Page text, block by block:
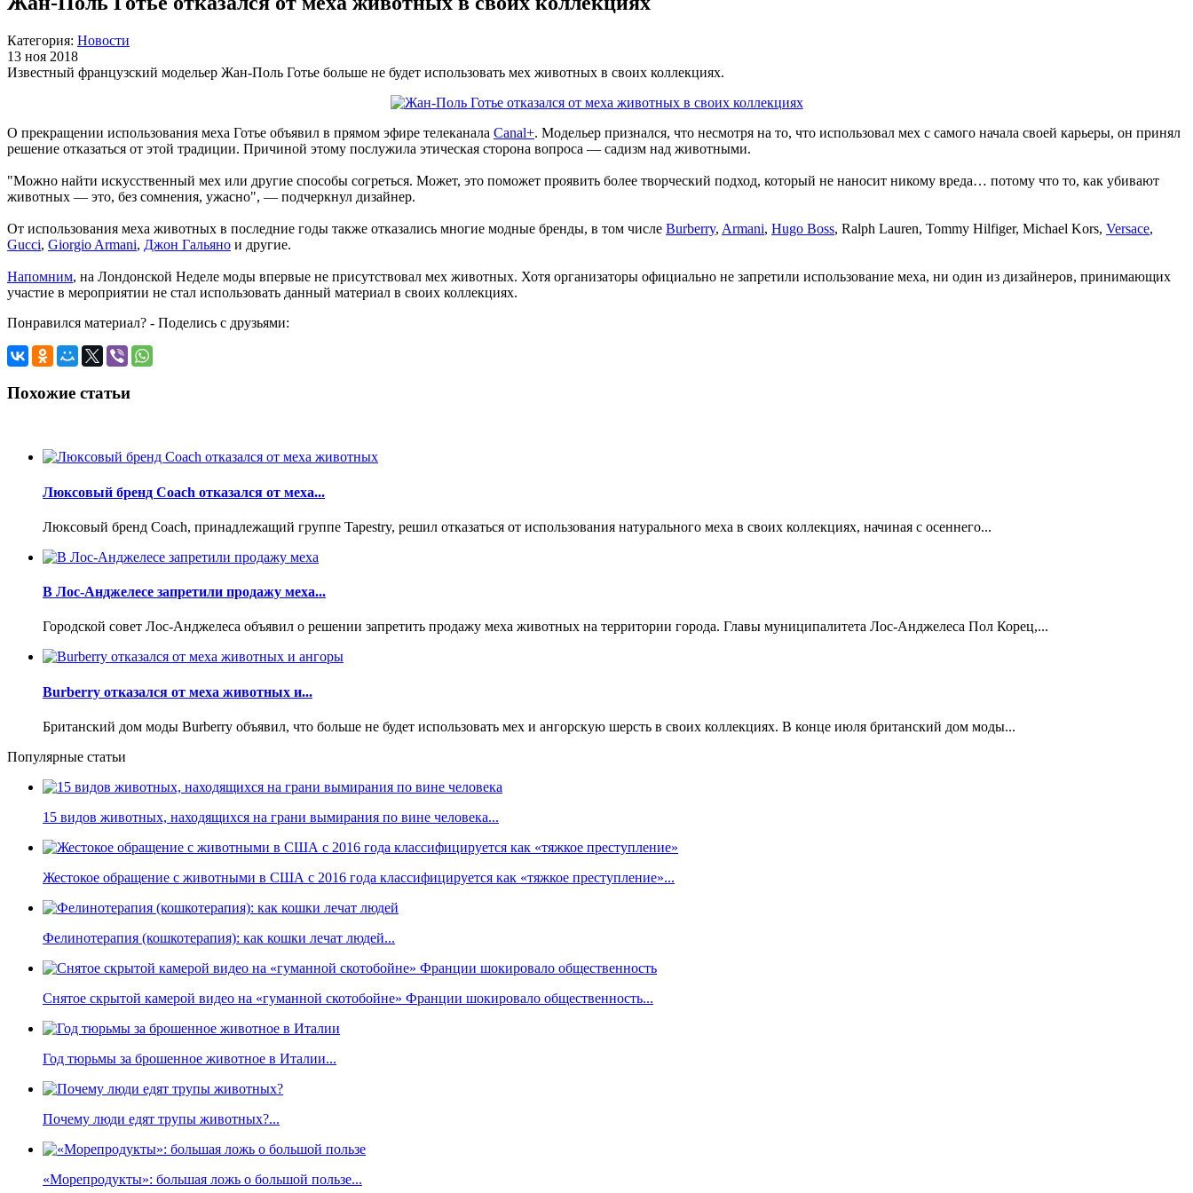
Категория: Новости
13 ноя 2018
Известный французский модельер Жан-Поль Готье больше не будет использовать мех животных в своих коллекциях.
О прекращении использования меха Готье объявил в прямом эфире телеканала Canal+. Модельер признался, что несмотря на то, что использовал мех с самого начала своей карьеры, он принял
решение отказаться от этой традиции. Причиной этому послужила этическая сторона вопроса — садизм над животными.
"Можно найти искусственный мех или другие способы согреться. Может, это поможет проявить более творческий подход, который не наносит никому вреда… потому что то, как убивают
животных — это, без сомнения, ужасно", — подчеркнул дизайнер.
От использования меха животных в последние годы также отказались многие модные бренды, в том числе Burberry, Armani, Hugo Boss, Ralph Lauren, Tommy Hilfiger, Michael Kors, Versace,
Gucci, Giorgio Armani, Джон Гальяно и другие.
Напомним, на Лондонской Неделе моды впервые не присутствовал мех животных. Хотя организаторы официально не запретили использование меха, ни один из дизайнеров, принимающих
участие в мероприятии не стал использовать данный материал в своих коллекциях.
Понравился материал? - Поделись с друзьями:
Похожие статьи
Люксовый бренд Coach отказался от меха...
Люксовый бренд Coach, принадлежащий группе Tapestry, решил отказаться от использования натурального меха в своих коллекциях, начиная с осеннего...
В Лос-Анджелесе запретили продажу меха...
Городской совет Лос-Анджелеса объявил о решении запретить продажу меха животных на территории города. Главы муниципалитета Лос-Анджелеса Пол Корец,...
Burberry отказался от меха животных и...
Британский дом моды Burberry объявил, что больше не будет использовать мех и ангорскую шерсть в своих коллекциях. В конце июля британский дом моды...
Популярные статьи
15 видов животных, находящихся на грани вымирания по вине человека...
Жестокое обращение с животными в США с 2016 года классифицируется как «тяжкое преступление»...
Фелинотерапия (кошкотерапия): как кошки лечат людей...
Снятое скрытой камерой видео на «гуманной скотобойне» Франции шокировало общественность...
Год тюрьмы за брошенное животное в Италии...
Почему люди едят трупы животных?...
«Морепродукты»: большая ложь о большой пользе...